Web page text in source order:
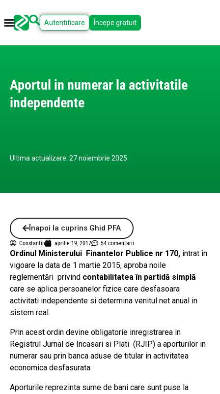
Autentificare Începe gratuit
Aportul in numerar la activitatile
independente
Ultima actualizare: 27 noiembrie 2025
Înapoi la cuprins Ghid PFA
Constantin aprilie 19, 2017 54 comentarii
Ordinul Ministerului Finantelor Publice nr 170, intrat in
vigoare la data de 1 martie 2015, aproba noile
reglementări privind contabilitatea în partidă simplă
care se aplica persoanelor fizice care desfasoara
activitati independente si determina venitul net anual in
sistem real.
Prin acest ordin devine obligatorie inregistrarea in
Registrul Jurnal de Incasari si Plati (RJIP) a aporturilor in
numerar sau prin banca aduse de titular in activitatea
economica desfasurata.
Aporturile reprezinta sume de bani care sunt puse la